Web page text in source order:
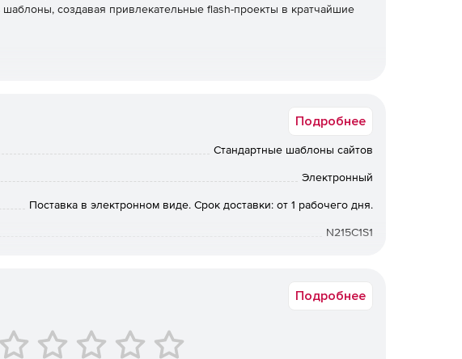
шаблоны, создавая привлекательные flash-проекты в кратчайшие
профессиональными дизайнерами макеты.
Подробнее
Стандартные шаблоны сайтов
Электронный
Поставка в электронном виде. Срок доставки: от 1 рабочего дня.
N215C1S1
Подробнее